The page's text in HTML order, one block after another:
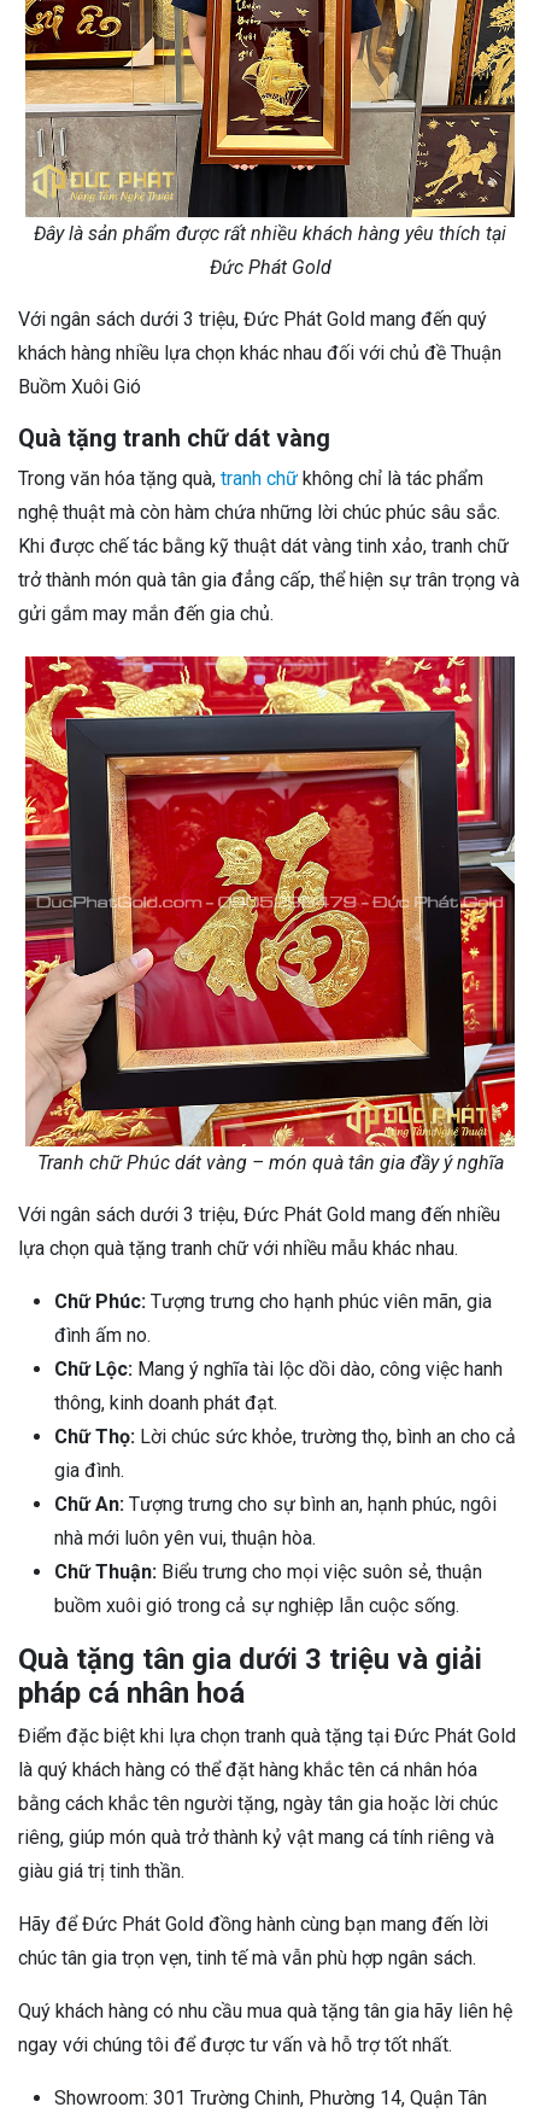
Đây là sản phẩm được rất nhiều khách hàng yêu thích tại
Đức Phát Gold
Với ngân sách dưới 3 triệu, Đức Phát Gold mang đến quý
khách hàng nhiều lựa chọn khác nhau đối với chủ đề Thuận
Buồm Xuôi Gió
Quà tặng tranh chữ dát vàng
Trong văn hóa tặng quà, tranh chữ không chỉ là tác phẩm
nghệ thuật mà còn hàm chứa những lời chúc phúc sâu sắc.
Khi được chế tác bằng kỹ thuật dát vàng tinh xảo, tranh chữ
trở thành món quà tân gia đẳng cấp, thể hiện sự trân trọng và
gửi gắm may mắn đến gia chủ.
Tranh chữ Phúc dát vàng – món quà tân gia đầy ý nghĩa
Với ngân sách dưới 3 triệu, Đức Phát Gold mang đến nhiều
lựa chọn quà tặng tranh chữ với nhiều mẫu khác nhau.
Chữ Phúc: Tượng trưng cho hạnh phúc viên mãn, gia
đình ấm no.
Chữ Lộc: Mang ý nghĩa tài lộc dồi dào, công việc hanh
thông, kinh doanh phát đạt.
Chữ Thọ: Lời chúc sức khỏe, trường thọ, bình an cho cả
gia đình.
Chữ An: Tượng trưng cho sự bình an, hạnh phúc, ngôi
nhà mới luôn yên vui, thuận hòa.
Chữ Thuận: Biểu trưng cho mọi việc suôn sẻ, thuận
buồm xuôi gió trong cả sự nghiệp lẫn cuộc sống.
Quà tặng tân gia dưới 3 triệu và giải
pháp cá nhân hoá
Điểm đặc biệt khi lựa chọn tranh quà tặng tại Đức Phát Gold
là quý khách hàng có thể đặt hàng khắc tên cá nhân hóa
bằng cách khắc tên người tặng, ngày tân gia hoặc lời chúc
riêng, giúp món quà trở thành kỷ vật mang cá tính riêng và
giàu giá trị tinh thần.
Hãy để Đức Phát Gold đồng hành cùng bạn mang đến lời
chúc tân gia trọn vẹn, tinh tế mà vẫn phù hợp ngân sách.
Quý khách hàng có nhu cầu mua quà tặng tân gia hãy liên hệ
ngay với chúng tôi để được tư vấn và hỗ trợ tốt nhất.
Showroom: 301 Trường Chinh, Phường 14, Quận Tân